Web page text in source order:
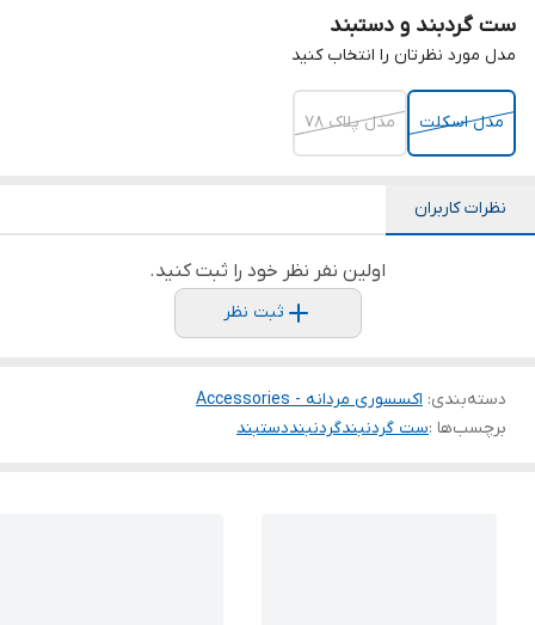
ست گردبند و دستبند
مدل مورد نظرتان را انتخاب کنید
مدل اسکلت مدل پلاک ۷۸
نظرات کاربران
اولین نفر نظر خود را ثبت کنید.
ثبت نظر
دسته‌بندی: اکسسوری مردانه - Accessories
برچسب‌ها :ست گردنبندگردنبنددستبند